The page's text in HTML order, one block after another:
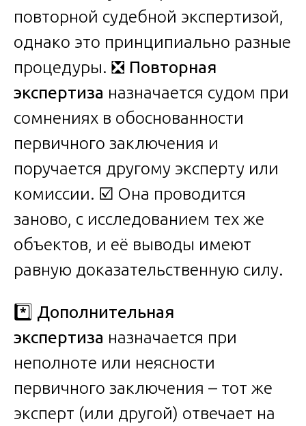
повторной судебной экспертизой,
однако это принципиально разные
процедуры. ❎ Повторная
экспертиза назначается судом при
сомнениях в обоснованности
первичного заключения и
поручается другому эксперту или
комиссии. ☑️ Она проводится
заново, с исследованием тех же
объектов, и её выводы имеют
равную доказательственную силу.
*️⃣ Дополнительная
экспертиза назначается при
неполноте или неясности
первичного заключения – тот же
эксперт (или другой) отвечает на